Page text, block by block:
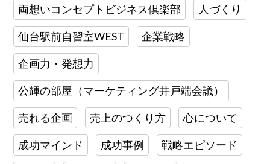
両想いコンセプトビジネス倶楽部 人づくり
仙台駅前自習室WEST 企業戦略
企画力・発想力
公輝の部屋（マーケティング井戸端会議）
売れる企画 売上のつくり方 心について
成功マインド 成功事例 戦略エピソード